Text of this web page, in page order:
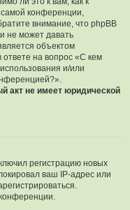
конференции,
внимание, что phpBB
не может давать
объектом
на вопрос «С кем
и/или
акт не имеет юридической
регистрацию новых
ваш IP-адрес или